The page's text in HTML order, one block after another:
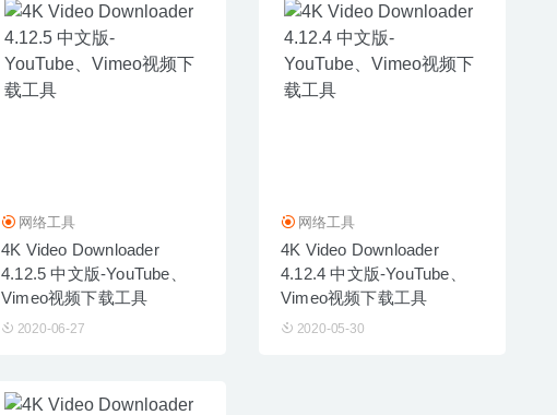
网络工具
4K Video Downloader
4.12.5 中文版-YouTube、
Vimeo视频下载工具
2020-06-27
网络工具
4K Video Downloader
4.12.4 中文版-YouTube、
Vimeo视频下载工具
2020-05-30